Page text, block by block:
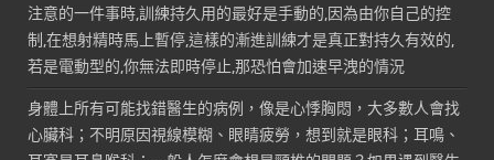
注意的一件事時,訓練持久用的最好是手動的,因為由你自己的控
制,在想射精時馬上暫停,這樣的漸進訓練才是真正對持久有效的,
若是電動型的,你無法即時停止,那恐怕會加速早洩的情況
身體上所有可能找錯醫生的病例，像是心悸胸悶，大多數人會找
心臟科；不明原因視線模糊、眼睛疲勞，想到就是眼科；耳鳴、